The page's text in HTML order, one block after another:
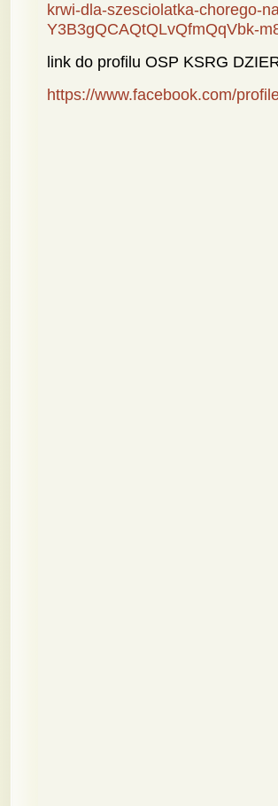
krwi-dla-szesciolatka-chorego-
Y3B3gQCAQtQLvQfmQqVbk-
link do profilu OSP KSRG
https://www.facebook.com/